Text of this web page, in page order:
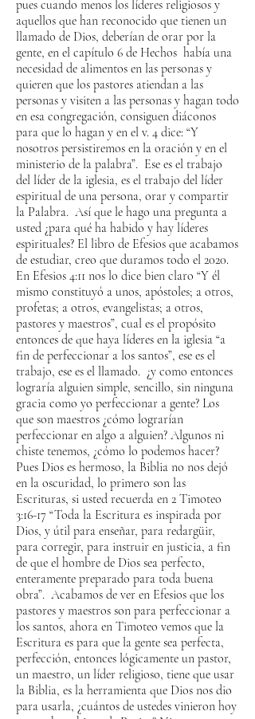
pues cuando menos los líderes religiosos y
aquellos que han reconocido que tienen un
llamado de Dios, deberían de orar por la
gente, en el capítulo 6 de Hechos había una
necesidad de alimentos en las personas y
quieren que los pastores atiendan a las
personas y visiten a las personas y hagan todo
en esa congregación, consiguen diáconos
para que lo hagan y en el v. 4 dice: “Y
nosotros persistiremos en la oración y en el
ministerio de la palabra”. Ese es el trabajo
del líder de la iglesia, es el trabajo del líder
espiritual de una persona, orar y compartir
la Palabra. Así que le hago una pregunta a
usted ¿para qué ha habido y hay líderes
espirituales? El libro de Efesios que acabamos
de estudiar, creo que duramos todo el 2020.
En Efesios 4:11 nos lo dice bien claro “Y él
mismo constituyó a unos, apóstoles; a otros,
profetas; a otros, evangelistas; a otros,
pastores y maestros”, cual es el propósito
entonces de que haya líderes en la iglesia “a
fin de perfeccionar a los santos”, ese es el
trabajo, ese es el llamado. ¿y como entonces
lograría alguien simple, sencillo, sin ninguna
gracia como yo perfeccionar a gente? Los
que son maestros ¿cómo lograrían
perfeccionar en algo a alguien? Algunos ni
chiste tenemos, ¿cómo lo podemos hacer?
Pues Dios es hermoso, la Biblia no nos dejó
en la oscuridad, lo primero son las
Escrituras, si usted recuerda en 2 Timoteo
3:16-17 “Toda la Escritura es inspirada por
Dios, y útil para enseñar, para redargüir,
para corregir, para instruir en justicia, a fin
de que el hombre de Dios sea perfecto,
enteramente preparado para toda buena
obra”. Acabamos de ver en Efesios que los
pastores y maestros son para perfeccionar a
los santos, ahora en Timoteo vemos que la
Escritura es para que la gente sea perfecta,
perfección, entonces lógicamente un pastor,
un maestro, un líder religioso, tiene que usar
la Biblia, es la herramienta que Dios nos dio
para usarla, ¿cuántos de ustedes vinieron hoy